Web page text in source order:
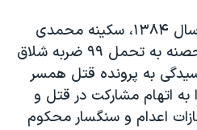
دادگاه آذربایجان شرقی در سال ۱۳۸۴، سکینه محمدی
آشتیانی را به اتهام زنای محصنه به تحمل ۹۹ ضربه شلاق
به پرونده قتل همسر
به اتهام مشارکت در قتل و
اعدام و سنگسار محکوم